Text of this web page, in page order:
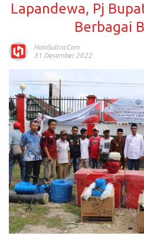
Lapandewa, Pj
Berbagai
HaloSultra.com
31 Desember 2022